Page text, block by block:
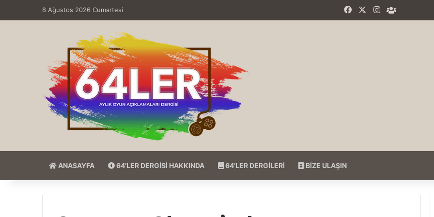
8 Ağustos 2026 Cumartesi FacebookInstagram
ANASAYFA 64’LER DERGİSİ HAKKINDA 64’LER DERGİLERİ BİZE ULAŞIN